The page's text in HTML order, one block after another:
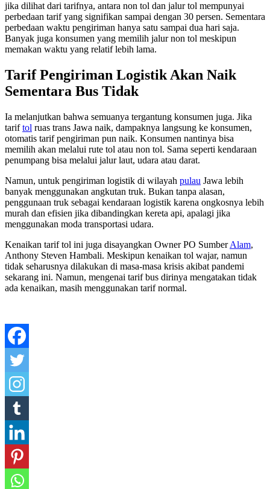
jika dilihat dari tarifnya, antara non tol dan jalur tol mempunyai
perbedaan tarif yang signifikan sampai dengan 30 persen. Sementara
perbedaan waktu pengiriman hanya satu sampai dua hari saja.
Banyak juga konsumen yang memilih jalur non tol meskipun
memakan waktu yang relatif lebih lama.
Tarif Pengiriman Logistik Akan Naik
Sementara Bus Tidak
Ia melanjutkan bahwa semuanya tergantung konsumen juga. Jika
tariftol ruas trans Jawa naik, dampaknya langsung ke konsumen,
otomatis tarif pengiriman pun naik. Konsumen nantinya bisa
memilih akan melalui rute tol atau non tol. Sama seperti kendaraan
penumpang bisa melalui jalur laut, udara atau darat.
Namun, untuk pengiriman logistik di wilayah pulau Jawa lebih
banyak menggunakan angkutan truk. Bukan tanpa alasan,
penggunaan truk sebagai kendaraan logistik karena ongkosnya lebih
murah dan efisien jika dibandingkan kereta api, apalagi jika
menggunakan moda transportasi udara.
Kenaikan tarif tol ini juga disayangkan Owner PO SumberAlam,
Anthony Steven Hambali. Meskipun kenaikan tol wajar, namun
tidak seharusnya dilakukan di masa-masa krisis akibat pandemi
sekarang ini. Namun, mengenai tarif bus dirinya mengatakan tidak
ada kenaikan, masih menggunakan tarif normal.